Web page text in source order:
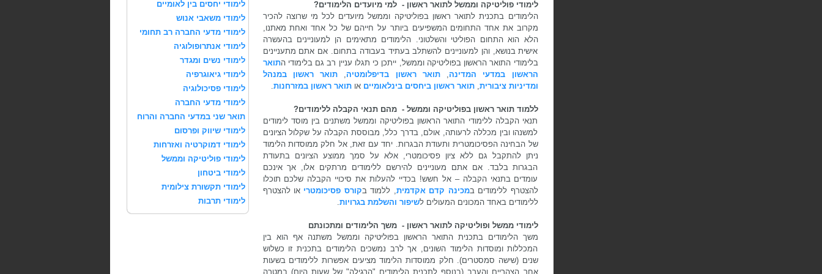
לימודי פוליטיקה וממשל לתואר ראשון - למי מיועדים הלימודים?
הלימודים בתכנית לתואר ראשון בפוליטיקה וממשל מיועדים לכל מי שרוצה להכיר
מקרוב את אחד התחומים המשפיעים ביותר על חייהם של כל אחד ואחת מאתנו,
הלא הוא התחום הפוליטי והשלטוני. הלימודים מתאימים הן למעוניינים בהעשרה
אישית בנושא, והן למעוניינים להשתלב בעתיד בעבודה בתחום. אם אתם מתעניינים
בלימודי התואר הראשון בפוליטיקה וממשל, ייתכן כי תגלו עניין רב גם בלימודי התואר
הראשון במדעי המדינה,תואר ראשון בדיפלומטיה, תואר ראשון במנהל
ומדיניות ציבורית,תואר ראשון ביחסים בינלאומיים אותואר ראשון במזרחנות.
ללמוד תואר ראשון בפוליטיקה וממשל - מהם תנאי הקבלה ללימודים?
תנאי הקבלה ללימודי התואר הראשון בפוליטיקה וממשל משתנים בין מוסד לימודים
למשנהו ובין מכללה לרעותה, אולם, בדרך כלל, מבוססת הקבלה על שקלול הציונים
של הבחינה הפסיכומטרית ותעודת הבגרות. יחד עם זאת, אל חלק ממוסדות הלימוד
ניתן להתקבל גם ללא ציון פסיכומטרי, אלא על סמך ממוצע הציונים בתעודת
הבגרות בלבד. אם אתם מעוניינים להירשם ללימודים מרתקים אלו, אך אינכם
עומדים בתנאי הקבלה – אל חשש! בכדיי להעלות את סיכויי הקבלה שלכם תוכלו
להצטרף ללימודים במכינה קדם אקדמית, ללמוד בקורס פסיכומטרי או להצטרף
ללימודים באחד המכונים המעולים לשיפור והשלמת בגרויות.
לימודי ממשל ופוליטיקה לתואר ראשון - משך הלימודים ומתכונתם
משך הלימודים בתכנית התואר הראשון בפוליטיקה וממשל משתנה אף הוא בין
המכללות ומוסדות הלימוד השונים, אך לרב נמשכים הלימודים בתכנית זו כשלוש
שנים (שישה סמסטרים). חלק ממוסדות הלימוד מציעים אפשרות ללימודים בשעות
אחר הצהריים והערב (בנוסף לתכנית הלימודים "הרגילה" של שעות היום) במטרה
לימודי יחסים בין לאומיים
לימודי משאבי אנוש
לימודי מדעי החברה רב תחומי
לימודי אנתרופולוגיה
לימודי נשים ומגדר
לימודי גיאוגרפיה
לימודי פסיכולוגיה
לימודי מדעי החברה
תואר שני במדעי החברה והרוח
לימודי שיווק ופרסום
לימודי דמוקרטיה ואזרחות
לימודי פוליטיקה וממשל
לימודי ביטחון
לימודי תקשורת צילומית
לימודי תרבות